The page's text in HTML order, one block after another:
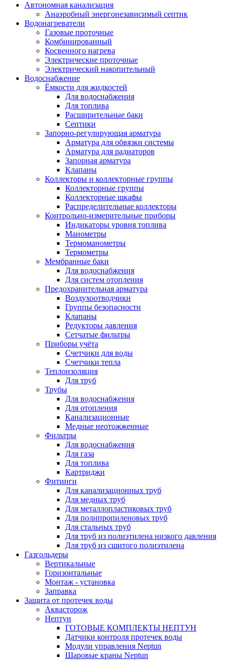
Автономная канализация
Анаэробный энергонезависимый септик
Водонагреватели
Газовые проточные
Комбинированный
Косвенного нагрева
Электрические проточные
Электрический накопительный
Водоснабжение
Ёмкости для жидкостей
Для водоснабжения
Для топлива
Расширительные баки
Септики
Запорно-регулирующая арматура
Арматура для обвязки системы
Арматура для радиаторов
Запорная арматура
Клапаны
Коллекторы и коллекторные группы
Коллекторные группы
Коллекторные шкафы
Распределительные коллекторы
Контрольно-измерительные приборы
Индикаторы уровня топлива
Манометры
Термоманометры
Термометры
Мембранные баки
Для водоснабжения
Для систем отопления
Предохранительная арматура
Воздухоотводчики
Группы безопасности
Клапаны
Редукторы давления
Сетчатые фильтры
Приборы учёта
Счетчики для воды
Счетчики тепла
Теплоизоляция
Для труб
Трубы
Для водоснабжения
Для отопления
Канализационные
Медные неотожженные
Фильтры
Для водоснабжения
Для газа
Для топлива
Картриджи
Фитинги
Для канализационных труб
Для медных труб
Для металлопластиковых труб
Для полипропиленовых труб
Для стальных труб
Для труб из полиэтилена низкого давления
Для труб из сшитого полиэтилена
Газгольдеры
Вертикальные
Горизонтальные
Монтаж - установка
Заправка
Защита от протечек воды
Аквасторож
Нептун
ГОТОВЫЕ КОМПЛЕКТЫ НЕПТУН
Датчики контроля протечек воды
Модули управления Neptun
Шаровые краны Neptun